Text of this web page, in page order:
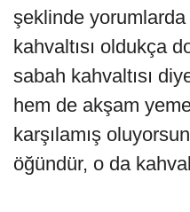
şeklinde
kahvaltısı oldukça
sabah kahvaltısı
hem de akşam
karşılamış
öğündür, o da